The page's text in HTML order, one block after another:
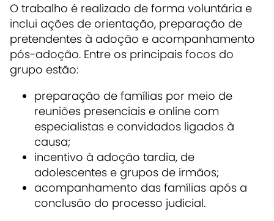
O trabalho é realizado de forma voluntária e
inclui ações de orientação, preparação de
pretendentes à adoção e acompanhamento
pós-adoção. Entre os principais focos do
grupo estão:
preparação de famílias por meio de
reuniões presenciais e online com
especialistas e convidados ligados à
causa;
incentivo à adoção tardia, de
adolescentes e grupos de irmãos;
acompanhamento das famílias após a
conclusão do processo judicial.